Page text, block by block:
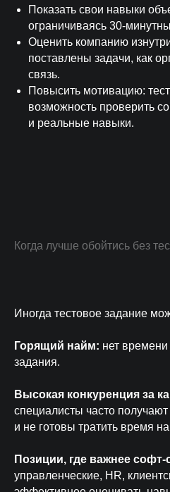
Показать свои навыки
ограничиваясь 30-
Оценить компанию
поставлены задачи, как
связь.
Повысить мотивацию:
возможность проверить
и реальные навыки.
Когда лучше обойтись без
Иногда тестовое задание
Горящий найм: нет
задания.
Высокая конкуренция за
специалисты часто
и не готовы тратить время
Позиции, где важнее
управленческие, HR,